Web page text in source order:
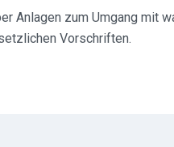
Anlagen zum Umgang mit
Vorschriften.